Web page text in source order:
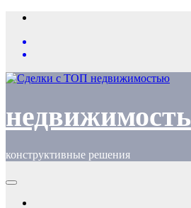
Перейти
содержимому
недвижимость
конструктивные решения